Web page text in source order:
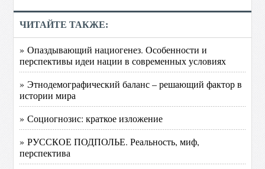
ЧИТАЙТЕ ТАКЖЕ:
» Опаздывающий нациогенез. Особенности и
перспективы идеи нации в современных условиях
» Этнодемографический баланс – решающий фактор в
истории мира
» Социогнозис: краткое изложение
» РУССКОЕ ПОДПОЛЬЕ. Реальность, миф,
перспектива